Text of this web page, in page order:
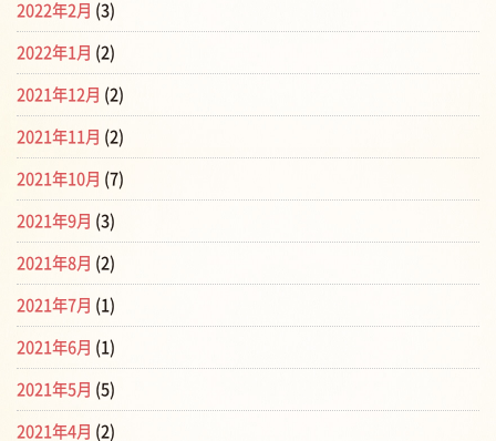
2022年2月 (3)
2022年1月 (2)
2021年12月 (2)
2021年11月 (2)
2021年10月 (7)
2021年9月 (3)
2021年8月 (2)
2021年7月 (1)
2021年6月 (1)
2021年5月 (5)
2021年4月 (2)